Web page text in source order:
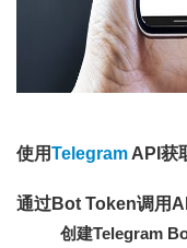
使用Telegram API获
通过Bot Token调用
创建Telegram